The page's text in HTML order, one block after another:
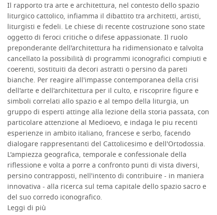
Il rapporto tra arte e architettura, nel contesto dello spazio
liturgico cattolico, infiamma il dibattito tra architetti, artisti,
liturgisti e fedeli. Le chiese di recente costruzione sono state
oggetto di feroci critiche o difese appassionate. Il ruolo
preponderante dell'architettura ha ridimensionato e talvolta
cancellato la possibilità di programmi iconografici compiuti e
coerenti, sostituiti da decori astratti o persino da pareti
bianche. Per reagire all'impasse contemporanea della crisi
dell'arte e dell'architettura per il culto, e riscoprire figure e
simboli correlati allo spazio e al tempo della liturgia, un
gruppo di esperti attinge alla lezione della storia passata, con
particolare attenzione al Medioevo, e indaga le piu recenti
esperienze in ambito italiano, francese e serbo, facendo
dialogare rappresentanti del Cattolicesimo e dell'Ortodossia.
L'ampiezza geografica, temporale e confessionale della
riflessione e volta a porre a confronto punti di vista diversi,
persino contrapposti, nell'intento di contribuire - in maniera
innovativa - alla ricerca sul tema capitale dello spazio sacro e
del suo corredo iconografico.
Leggi di più